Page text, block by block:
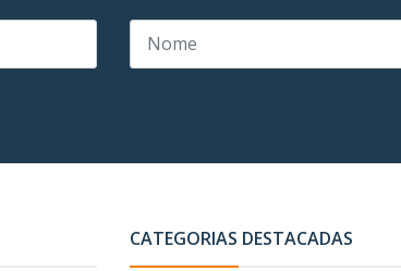
CATEGORIAS DESTACADAS